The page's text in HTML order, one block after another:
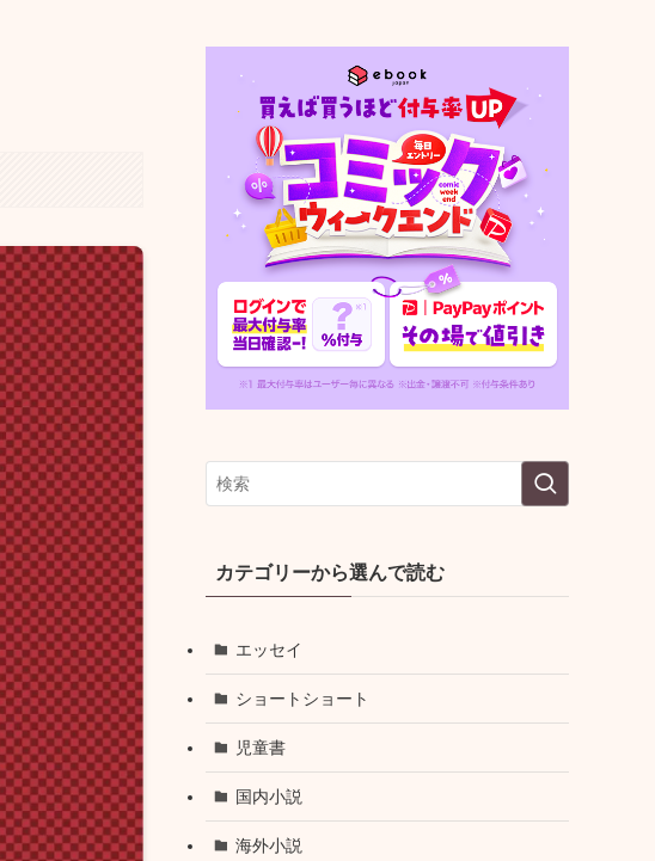
カテゴリーから選んで読む
エッセイ
ショートショート
児童書
国内小説
海外小説